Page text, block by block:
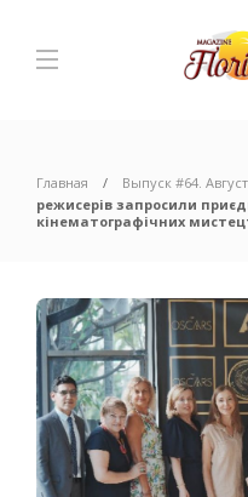
Главная Выпуск #64.
режисерів запросили
кінематографічних